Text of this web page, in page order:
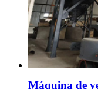
Máquina de